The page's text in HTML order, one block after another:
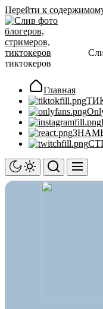
Перейти к
тиктокеров
Главная